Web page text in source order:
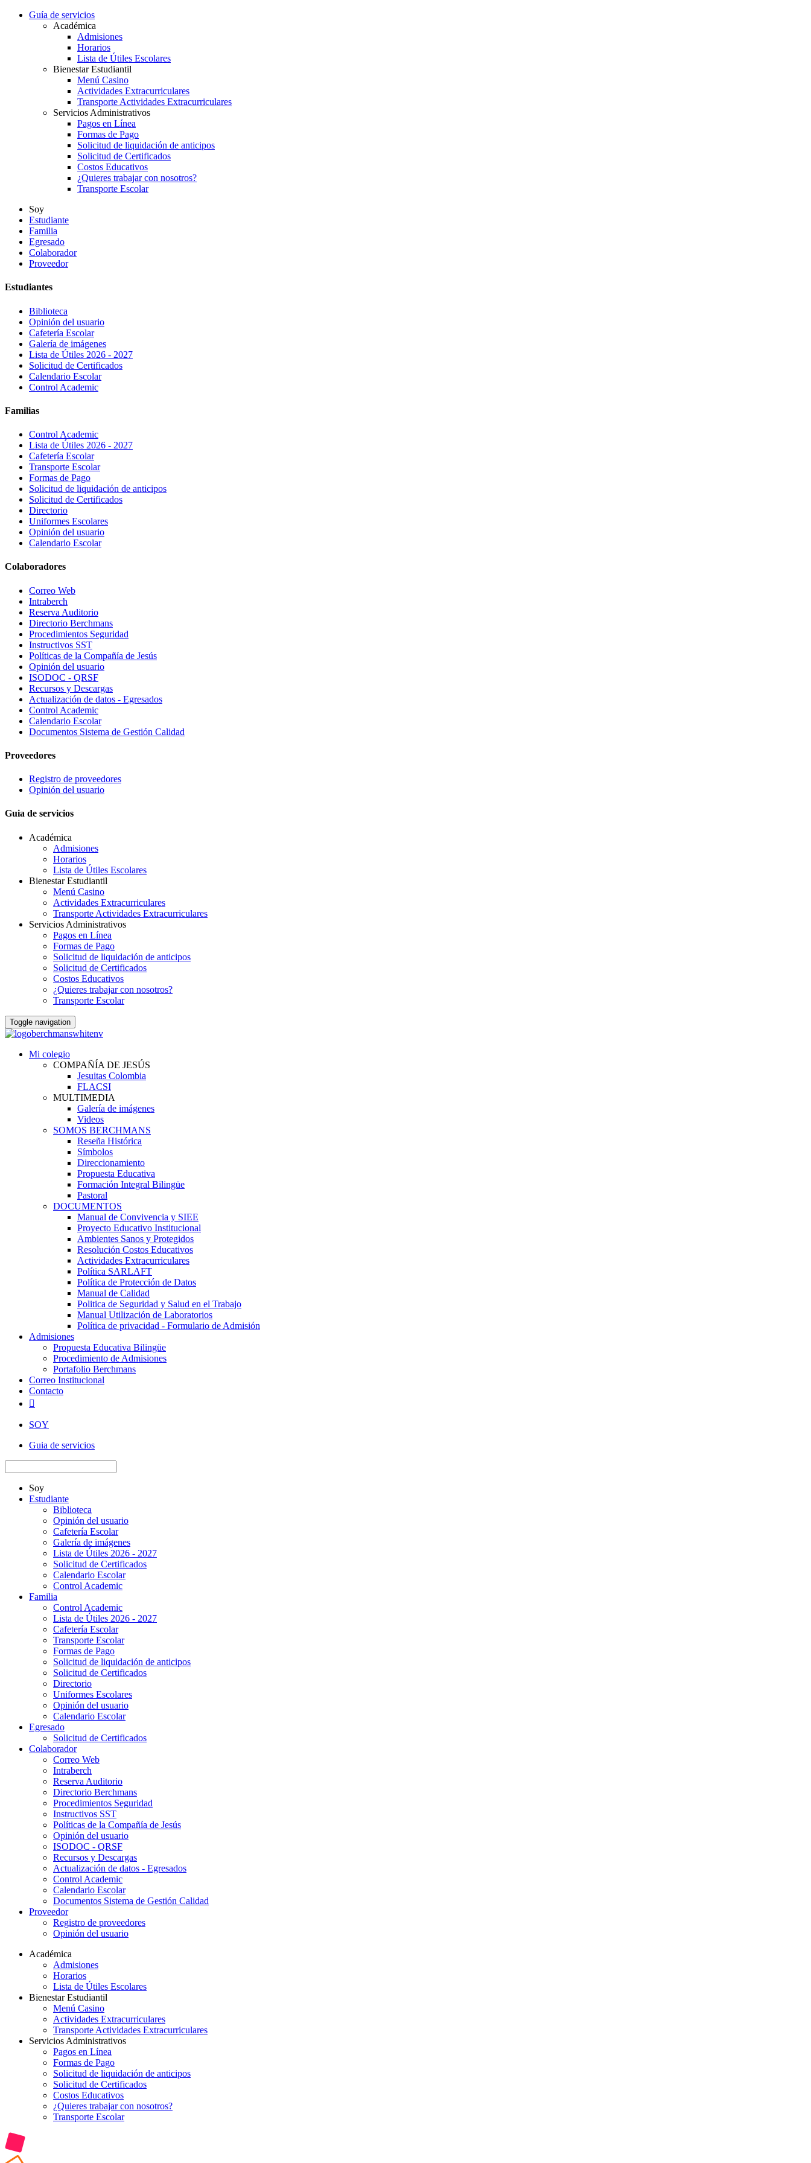
Guía de servicios
Académica
Admisiones
Horarios
Lista de Útiles Escolares
Bienestar Estudiantil
Menú Casino
Actividades Extracurriculares
Transporte Actividades Extracurriculares
Servicios Administrativos
Pagos en Línea
Formas de Pago
Solicitud de liquidación de anticipos
Solicitud de Certificados
Costos Educativos
¿Quieres trabajar con nosotros?
Transporte Escolar
Soy
Estudiante
Familia
Egresado
Colaborador
Proveedor
Estudiantes
Biblioteca
Opinión del usuario
Cafetería Escolar
Galería de imágenes
Lista de Útiles 2026 - 2027
Solicitud de Certificados
Calendario Escolar
Control Academic
Familias
Control Academic
Lista de Útiles 2026 - 2027
Cafetería Escolar
Transporte Escolar
Formas de Pago
Solicitud de liquidación de anticipos
Solicitud de Certificados
Directorio
Uniformes Escolares
Opinión del usuario
Calendario Escolar
Colaboradores
Correo Web
Intraberch
Reserva Auditorio
Directorio Berchmans
Procedimientos Seguridad
Instructivos SST
Políticas de la Compañía de Jesús
Opinión del usuario
ISODOC - QRSF
Recursos y Descargas
Actualización de datos - Egresados
Control Academic
Calendario Escolar
Documentos Sistema de Gestión Calidad
Proveedores
Registro de proveedores
Opinión del usuario
Guia de servicios
Académica
Admisiones
Horarios
Lista de Útiles Escolares
Bienestar Estudiantil
Menú Casino
Actividades Extracurriculares
Transporte Actividades Extracurriculares
Servicios Administrativos
Pagos en Línea
Formas de Pago
Solicitud de liquidación de anticipos
Solicitud de Certificados
Costos Educativos
¿Quieres trabajar con nosotros?
Transporte Escolar
Toggle navigation
Mi colegio
COMPAÑÍA DE JESÚS
Jesuitas Colombia
FLACSI
MULTIMEDIA
Galería de imágenes
Videos
SOMOS BERCHMANS
Reseña Histórica
Símbolos
Direccionamiento
Propuesta Educativa
Formación Integral Bilingüe
Pastoral
DOCUMENTOS
Manual de Convivencia y SIEE
Proyecto Educativo Institucional
Ambientes Sanos y Protegidos
Resolución Costos Educativos
Actividades Extracurriculares
Política SARLAFT
Política de Protección de Datos
Manual de Calidad
Politica de Seguridad y Salud en el Trabajo
Manual Utilización de Laboratorios
Política de privacidad - Formulario de Admisión
Admisiones
Propuesta Educativa Bilingüe
Procedimiento de Admisiones
Portafolio Berchmans
Correo Institucional
Contacto

SOY
Guia de servicios
Soy
Estudiante
Biblioteca
Opinión del usuario
Cafetería Escolar
Galería de imágenes
Lista de Útiles 2026 - 2027
Solicitud de Certificados
Calendario Escolar
Control Academic
Familia
Control Academic
Lista de Útiles 2026 - 2027
Cafetería Escolar
Transporte Escolar
Formas de Pago
Solicitud de liquidación de anticipos
Solicitud de Certificados
Directorio
Uniformes Escolares
Opinión del usuario
Calendario Escolar
Egresado
Solicitud de Certificados
Colaborador
Correo Web
Intraberch
Reserva Auditorio
Directorio Berchmans
Procedimientos Seguridad
Instructivos SST
Políticas de la Compañía de Jesús
Opinión del usuario
ISODOC - QRSF
Recursos y Descargas
Actualización de datos - Egresados
Control Academic
Calendario Escolar
Documentos Sistema de Gestión Calidad
Proveedor
Registro de proveedores
Opinión del usuario
Académica
Admisiones
Horarios
Lista de Útiles Escolares
Bienestar Estudiantil
Menú Casino
Actividades Extracurriculares
Transporte Actividades Extracurriculares
Servicios Administrativos
Pagos en Línea
Formas de Pago
Solicitud de liquidación de anticipos
Solicitud de Certificados
Costos Educativos
¿Quieres trabajar con nosotros?
Transporte Escolar